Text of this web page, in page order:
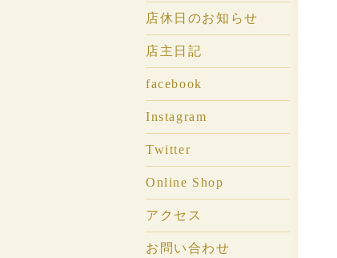
店休日のお知らせ
店主日記
facebook
Instagram
Twitter
Online Shop
アクセス
お問い合わせ